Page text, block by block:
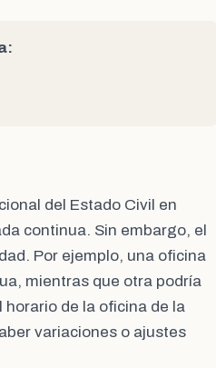
del Estado Civil en
continua. Sin embargo, el
Por ejemplo, una oficina
mientras que otra podría
de la oficina de la
variaciones o ajustes